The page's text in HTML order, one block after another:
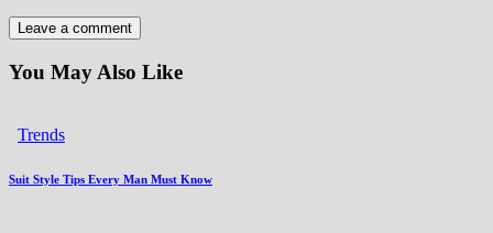
You May Also Like
Trends
Suit Style Tips Every Man Must Know